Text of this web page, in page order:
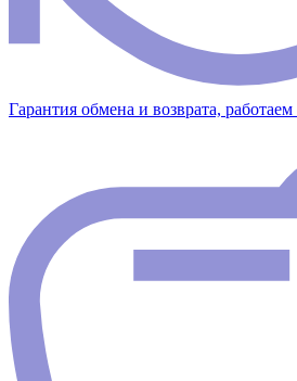
Гарантия обмена и возврата, работаем